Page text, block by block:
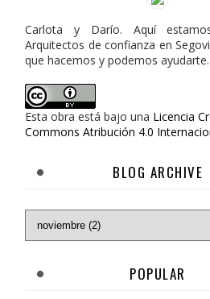
Carlota y Darío. Aquí
Arquitectos de confianza en
que hacemos y podemos
Esta obra está bajo una Licencia
Commons Atribución 4.0
BLOG ARCHIVE
POPULAR